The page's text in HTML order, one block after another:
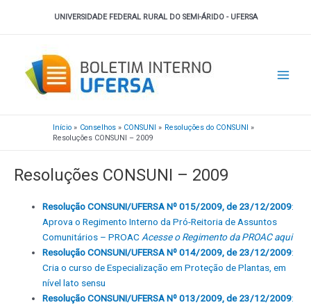
UNIVERSIDADE FEDERAL RURAL DO SEMI-ÁRIDO - UFERSA
Menu
Início Conselhos CONSUNI
Resoluções do CONSUNI
Resoluções CONSUNI – 2009
Resoluções CONSUNI – 2009
Resolução CONSUNI/UFERSA Nº 015/2009, de 23/12/2009:
Aprova o Regimento Interno da Pró-Reitoria de Assuntos
Comunitários – PROACAcesse o Regimento da PROAC aqui
Resolução CONSUNI/UFERSA Nº 014/2009, de 23/12/2009:
Cria o curso de Especialização em Proteção de Plantas, em
nível lato sensu
Resolução CONSUNI/UFERSA Nº 013/2009, de 23/12/2009: